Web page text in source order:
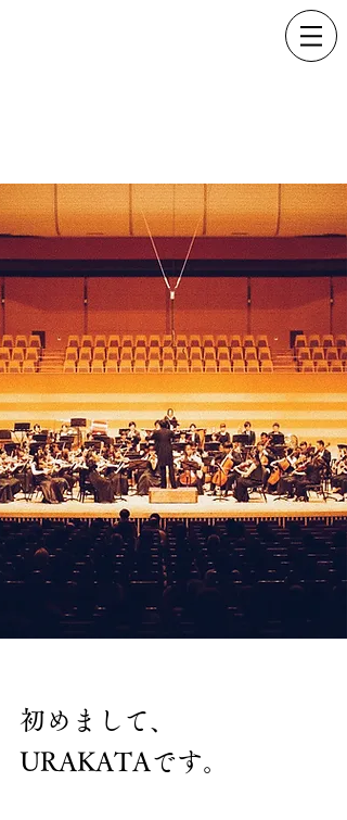
​初めまして、
URAKATAです。